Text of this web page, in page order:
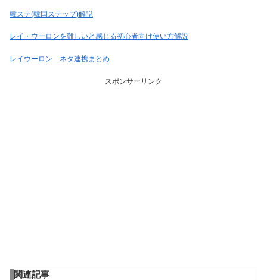
韓ステ(韓国ステップ)解説
レイ・ウーロンを難しいと感じる初心者向け使い方解説
レイウーロン ネタ連携まとめ
スポンサーリンク
関連記事